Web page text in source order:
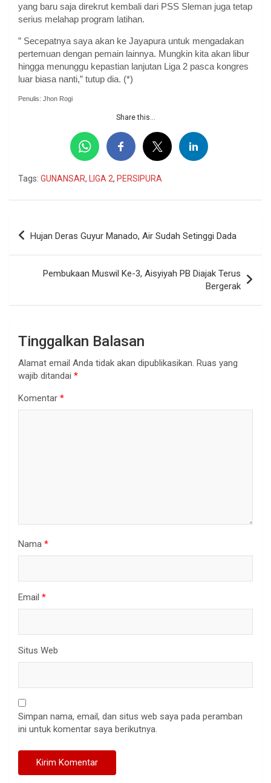
yang baru saja direkrut kembali dari PSS Sleman juga tetap
serius melahap program latihan.
” Secepatnya saya akan ke Jayapura untuk mengadakan
pertemuan dengan pemain lainnya. Mungkin kita akan libur
hingga menunggu kepastian lanjutan Liga 2 pasca kongres
luar biasa nanti,” tutup dia. (*)
Penulis: Jhon Rogi
Share this...
Tags: GUNANSAR, LIGA 2, PERSIPURA
Navigasi
pos
Hujan Deras Guyur Manado, Air Sudah Setinggi Dada
Pembukaan Muswil Ke-3, Aisyiyah PB Diajak Terus
Bergerak
Tinggalkan Balasan
Alamat email Anda tidak akan dipublikasikan. Ruas yang
wajib ditandai *
Komentar *
Nama *
Email *
Situs Web
Simpan nama, email, dan situs web saya pada peramban
ini untuk komentar saya berikutnya.